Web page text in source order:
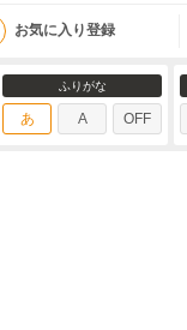
お気に入り登録
ふりがな
あ A OFF